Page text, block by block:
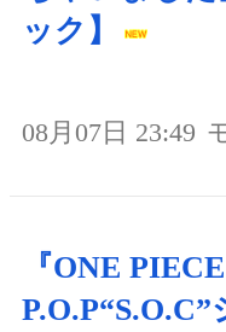
ック】
08月07日 23:49
『ONE PIECE